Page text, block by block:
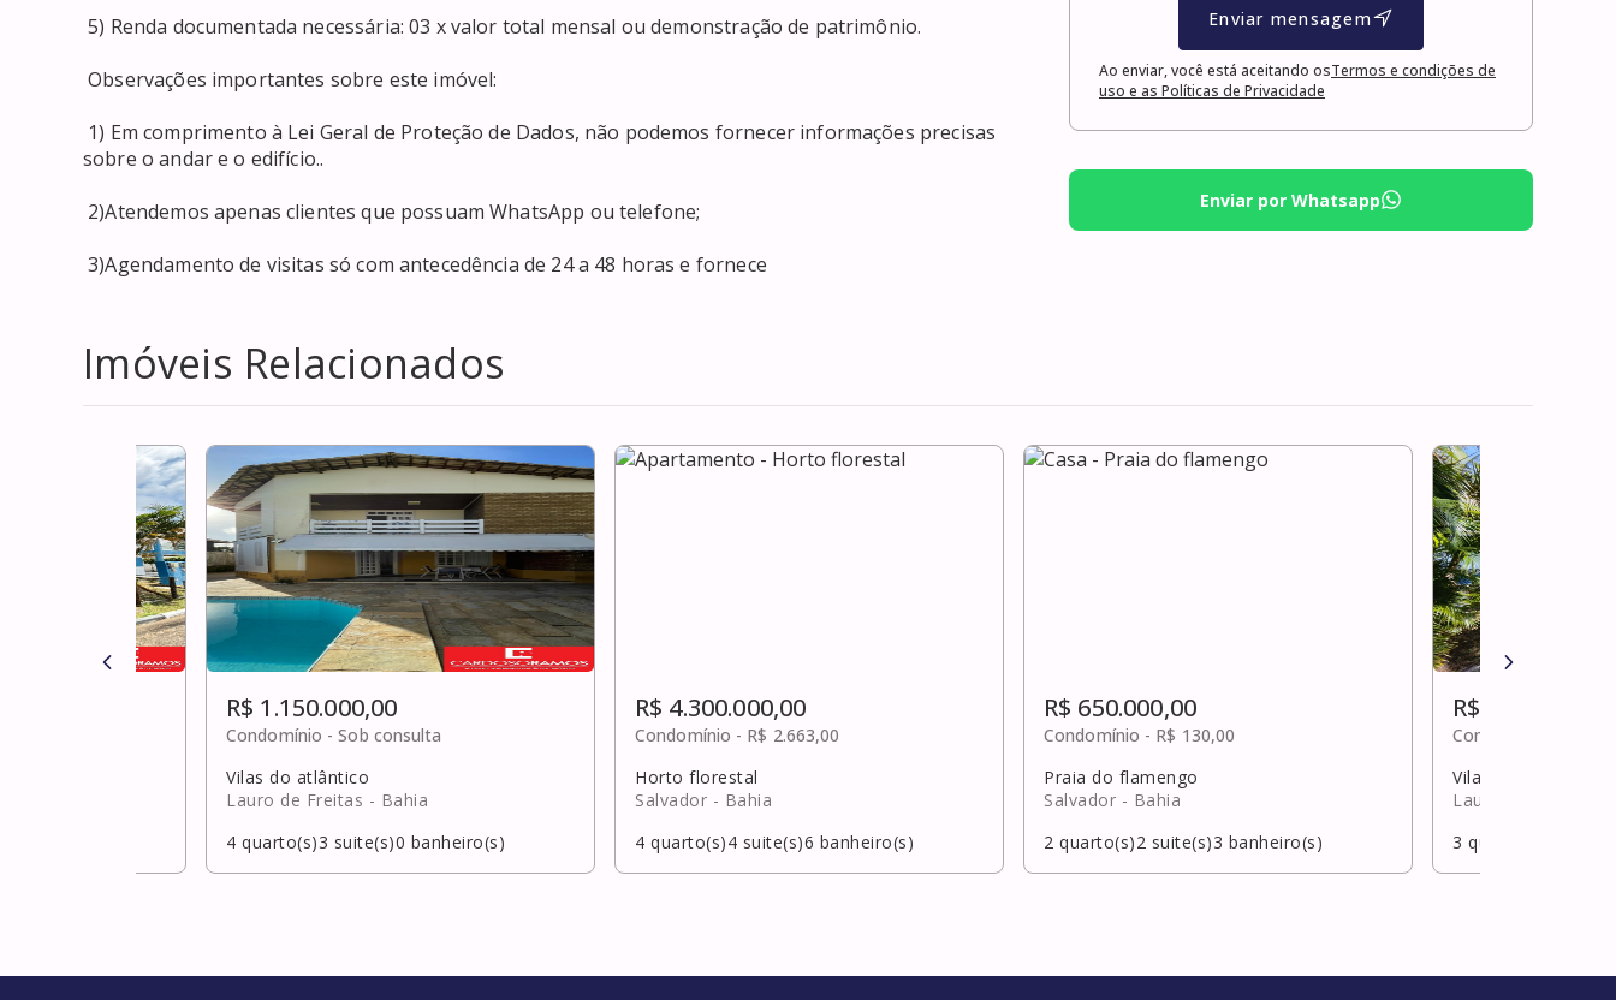
5) Renda documentada necessária: 03 x valor total mensal ou demonstração de patrimônio.
Observações importantes sobre este imóvel:
sobre o andar e o edifício..
3)Agendamento de visitas só com antecedência de 24 a 48 horas e fornece
Enviar mensagem
Ao enviar, você está aceitando osTermos e condições de
uso e as Políticas de Privacidade
Enviar por Whatsapp
Imóveis Relacionados
R$ 1.150.000,00
Condomínio -Sob consulta
Vilas do atlântico
Lauro de Freitas - Bahia
4 quarto(s)3 suite(s)0 banheiro(s)
R$ 4.300.000,00
Condomínio - R$ 2.663,00
Horto florestal
Salvador - Bahia
4 quarto(s)4 suite(s)6 banheiro(s)
R$ 650.000,00
Condomínio - R$ 130,00
Praia do flamengo
Salvador - Bahia
2 quarto(s)2 suite(s)3 banheiro(s)
R$ 650.000,00
Condomínio -
Vila praiana
Lauro de Freitas
3 quarto(s)